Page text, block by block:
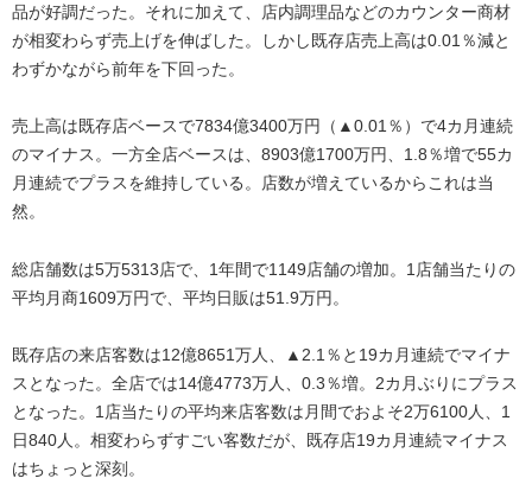
品が好調だった。それに加えて、店内調理品などのカウンター商材
が相変わらず売上げを伸ばした。しかし既存店売上高は0.01％減と
わずかながら前年を下回った。
売上高は既存店ベースで7834億3400万円（▲0.01％）で4カ月連続
のマイナス。一方全店ベースは、8903億1700万円、1.8％増で55カ
月連続でプラスを維持している。店数が増えているからこれは当
然。
総店舗数は5万5313店で、1年間で1149店舗の増加。1店舗当たりの
平均月商1609万円で、平均日販は51.9万円。
既存店の来店客数は12億8651万人、▲2.1％と19カ月連続でマイナ
スとなった。全店では14億4773万人、0.3％増。2カ月ぶりにプラス
となった。1店当たりの平均来店客数は月間でおよそ2万6100人、1
日840人。相変わらずすごい客数だが、既存店19カ月連続マイナス
はちょっと深刻。